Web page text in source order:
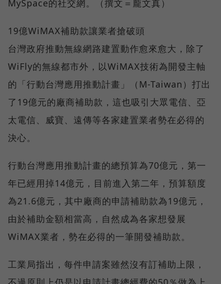
MySpace的社交網。（撰文＝龐文真）
19億WiMAX補助款讓業者搶破頭
台灣政府推動無線網路建置動作愈來愈大，除了
WiFly的無線都市外，以WiMAX技術為開發主軸
的「行動台灣應用推動計畫」（M-Taiwan）打出
了19億元的廠商補助款，這也吸引大眾電信、亞
太電信、威寶、遠傳等各家建置業者勢在必得的
決心。
行動台灣應用推動計畫的總預算為70億元，第一
年已經用掉14億元，目前進入第二年，預算額度
為21.6億元，其中廠商的申請補助款為19億元，
由於補助金額相當高，自然成為各家想發展
WiMAX業者，勢在必得的一筆開發補助款。
工業局指出，每件申請案雖然沒有訂補助上限，